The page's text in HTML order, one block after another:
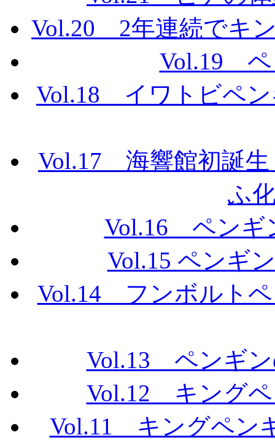
Vol.20 2年連続でキ
Vol.19 ペ
Vol.18 イワトビペン
Vol.17 海響館初誕
ふ
Vol.16 ペンギ
Vol.15 ペンギ
Vol.14 フンボルト
Vol.13 ペンギン
Vol.12 キング
Vol.11 キングペン